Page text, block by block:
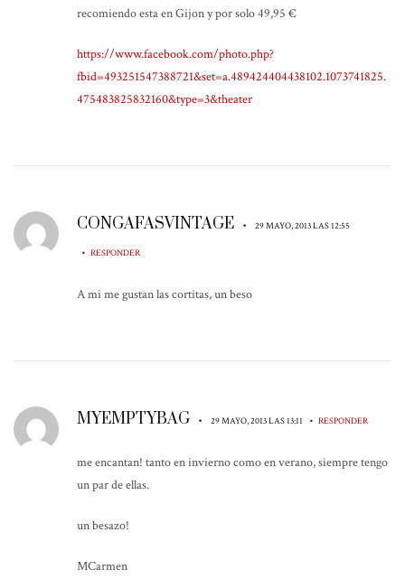
recomiendo esta en Gijon y por solo 49,95 €
https://www.facebook.com/photo.php?
fbid=493251547388721&set=a.489424404438102.1073741825.
475483825832160&type=3&theater
CONGAFASVINTAGE • 29 MAYO, 2013 LAS 12:55
• RESPONDER
A mi me gustan las cortitas, un beso
MYEMPTYBAG • 29 MAYO, 2013 LAS 13:11 • RESPONDER
me encantan! tanto en invierno como en verano, siempre tengo
un par de ellas.
un besazo!
MCarmen